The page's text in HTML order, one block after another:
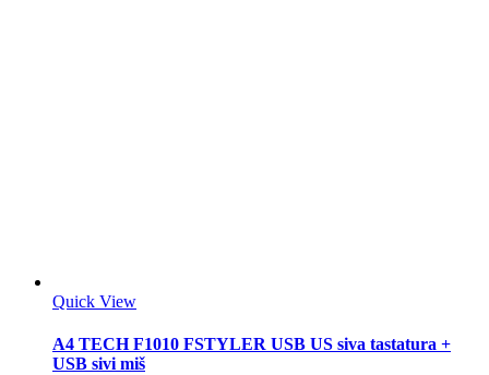
Quick View
A4 TECH F1010 FSTYLER USB US siva tastatura +
USB sivi miš